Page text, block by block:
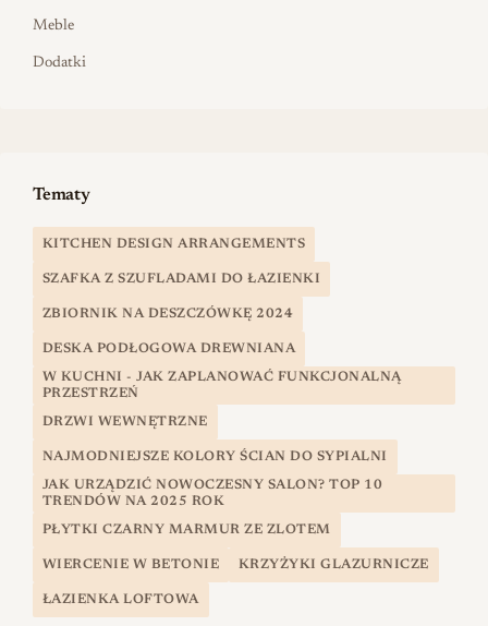
Meble
Dodatki
Tematy
KITCHEN DESIGN ARRANGEMENTS
SZAFKA Z SZUFLADAMI DO ŁAZIENKI
ZBIORNIK NA DESZCZÓWKĘ 2024
DESKA PODŁOGOWA DREWNIANA
W KUCHNI - JAK ZAPLANOWAĆ FUNKCJONALNĄ
PRZESTRZEŃ
DRZWI WEWNĘTRZNE
NAJMODNIEJSZE KOLORY ŚCIAN DO SYPIALNI
JAK URZĄDZIĆ NOWOCZESNY SALON? TOP 10
TRENDÓW NA 2025 ROK
PŁYTKI CZARNY MARMUR ZE ZLOTEM
WIERCENIE W BETONIE KRZYŻYKI GLAZURNICZE
ŁAZIENKA LOFTOWA